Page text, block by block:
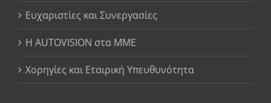
Ευχαριστίες και Συνεργασίες
Η AUTOVISION στα ΜΜΕ
Χορηγίες και Εταιρική Υπευθυνότητα